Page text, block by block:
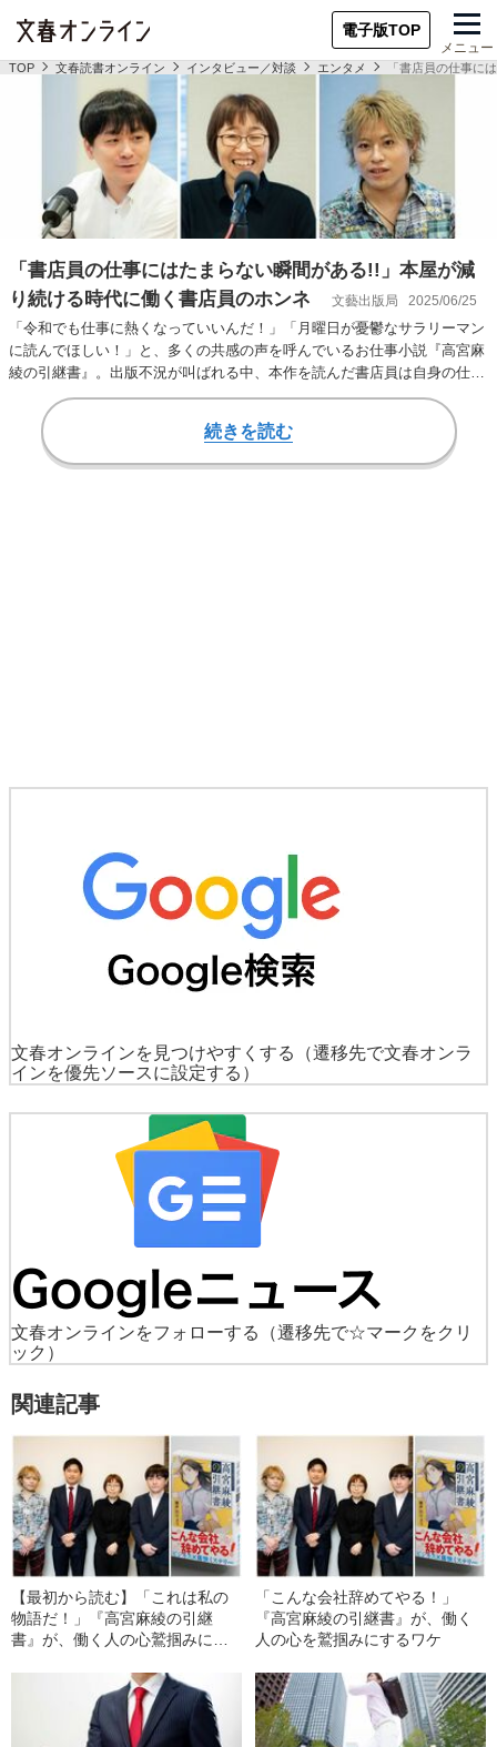
電子版TOP
メニュー
TOP 文春読書オンライン インタビュー／対談 エンタメ 「書店員の仕事に
「書店員の仕事にはたまらない瞬間がある!!」本屋が減
り続ける時代に働く書店員のホンネ
文藝出版局 2025/06/25
「令和でも仕事に熱くなっていいんだ！」「月曜日が憂鬱なサラリーマン
に読んでほしい！」と、多くの共感の声を呼んでいるお仕事小説『高宮麻
綾の引継書』。出版不況が叫ばれる中、本作を読んだ書店員は自身の仕事
をどう考えるか。前…
続きを読む
文春オンラインを見つけやすくする
（遷移先で文春オンラ
インを優先ソースに設定する）
文春オンラインをフォローする
（遷移先で☆マークをクリ
ック）
関連記事
【最初から読む】「これは私の
物語だ！」『高宮麻綾の引継
書』が、働く人の心鷲掴みにす
「こんな会社辞めてやる！」
『高宮麻綾の引継書』が、働く
人の心を鷲掴みにするワケ